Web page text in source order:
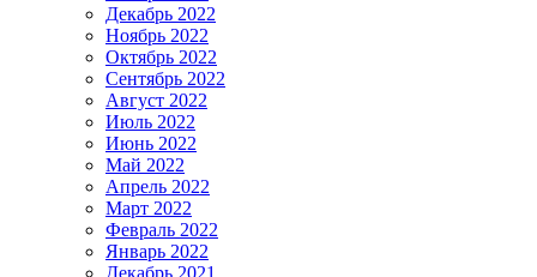
Декабрь 2022
Ноябрь 2022
Октябрь 2022
Сентябрь 2022
Август 2022
Июль 2022
Июнь 2022
Май 2022
Апрель 2022
Март 2022
Февраль 2022
Январь 2022
Декабрь 2021